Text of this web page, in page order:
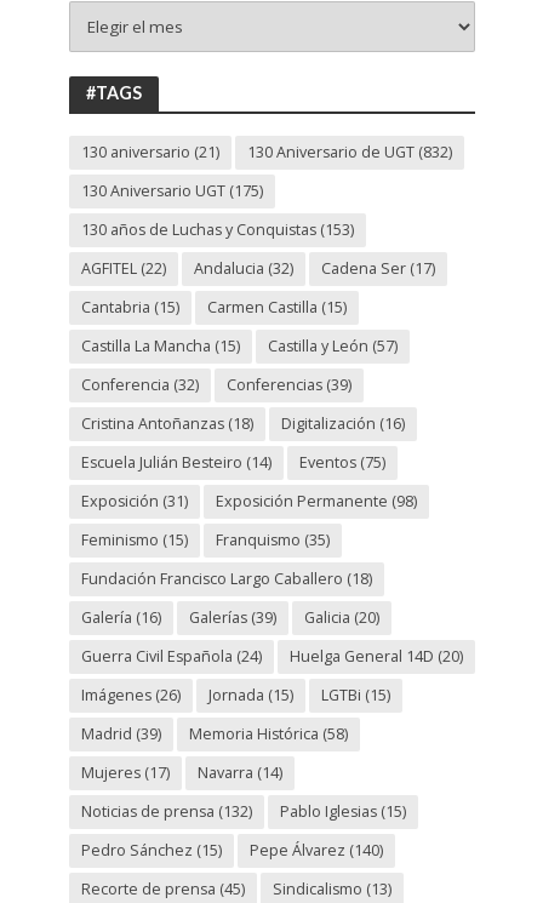
130
ANIVERSARIO
UGT
#TAGS
130 aniversario (21) 130 Aniversario de UGT(832)
130 Aniversario UGT(175)
130 años de Luchas y Conquistas(153)
AGFITEL(22) Andalucia (32) Cadena Ser(17)
Cantabria (15) Carmen Castilla (15)
Castilla La Mancha (15) Castilla y León (57)
Conferencia (32) Conferencias(39)
Cristina Antoñanzas(18) Digitalización (16)
Escuela Julián Besteiro (14) Eventos(75)
Exposición (31) Exposición Permanente (98)
Feminismo (15) Franquismo (35)
Fundación Francisco Largo Caballero (18)
Galería (16) Galerías(39) Galicia (20)
Guerra Civil Española (24) Huelga General 14D (20)
Imágenes(26) Jornada (15) LGTBi (15)
Madrid (39) Memoria Histórica (58)
Mujeres(17) Navarra (14)
Noticias de prensa (132) Pablo Iglesias(15)
Pedro Sánchez (15) Pepe Álvarez (140)
Recorte de prensa (45) Sindicalismo (13)